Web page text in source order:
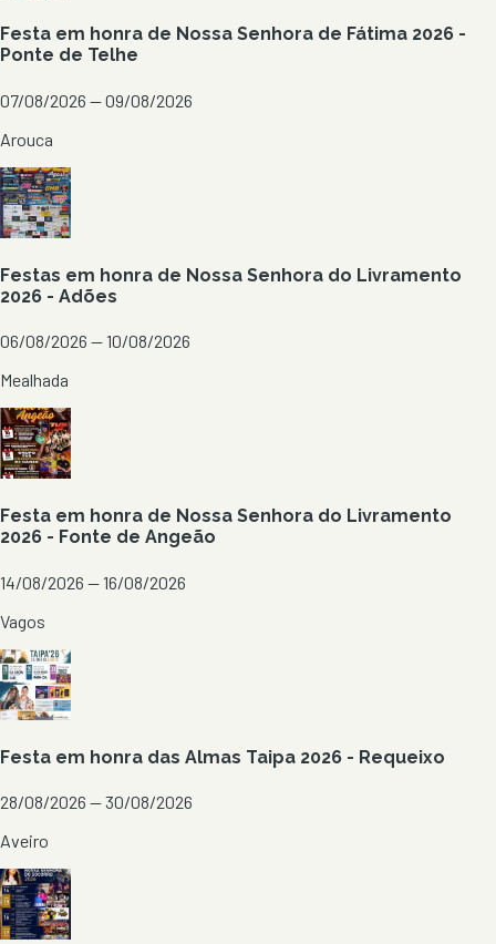
Festa em honra de Nossa Senhora de Fátima 2026 -
Ponte de Telhe
07/08/2026 — 09/08/2026
Arouca
Festas em honra de Nossa Senhora do Livramento
2026 - Adões
06/08/2026 — 10/08/2026
Mealhada
Festa em honra de Nossa Senhora do Livramento
2026 - Fonte de Angeão
14/08/2026 — 16/08/2026
Vagos
Festa em honra das Almas Taipa 2026 - Requeixo
28/08/2026 — 30/08/2026
Aveiro